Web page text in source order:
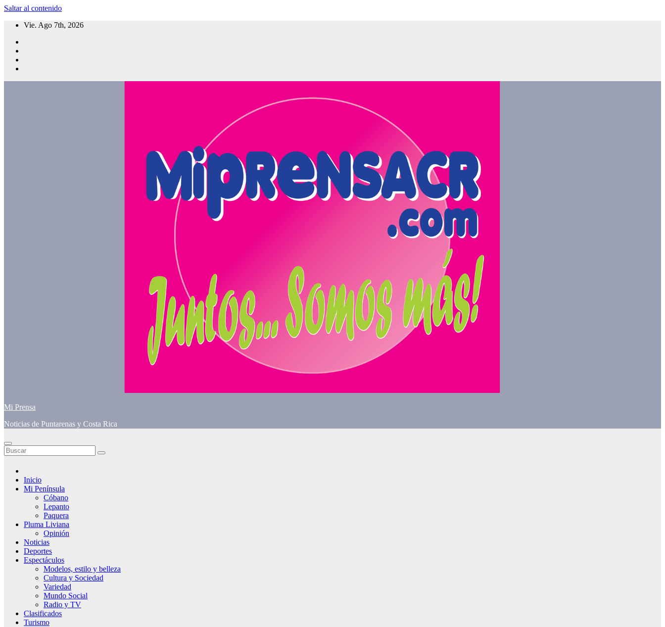
Saltar al contenido
Vie. Ago 7th, 2026
Mi Prensa
Noticias de Puntarenas y Costa Rica
Inicio
Mi Península
Cóbano
Lepanto
Paquera
Pluma Liviana
Opinión
Noticias
Deportes
Espectáculos
Modelos, estilo y belleza
Cultura y Sociedad
Variedad
Mundo Social
Radio y TV
Clasificados
Turismo